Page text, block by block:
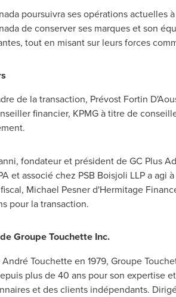
poursuivra ses opérations actuelles à
de conserver ses marques et son
tout en misant sur leurs forces
de la transaction, Prévost Fortin
financier, KPMG à titre de
, fondateur et président de GC Plus
et associé chez PSB Boisjoli LLP a agi
Michael Pesnerd'Hermitage
pour la transaction.
Groupe Touchette Inc.
André Touchette en 1979, Groupe
plus de 40 ans pour son expertise
et des clients indépendants.